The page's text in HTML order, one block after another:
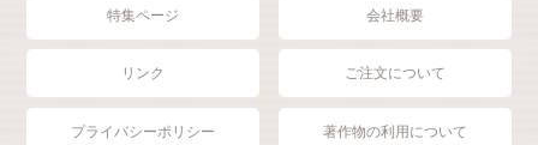
特集ページ 会社概要
リンク ご注文について
プライバシーポリシー 著作物の利用について